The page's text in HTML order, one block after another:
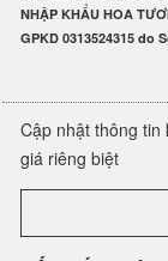
NHẬP KHẨU HOA
GPKD 0313524315 do
Cập nhật thông tin
giá riêng biệt